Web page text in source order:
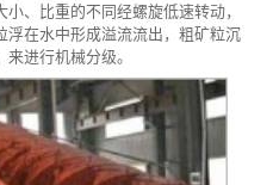
、比重的不同经螺旋低速转动，
浮在水中形成溢流流出，粗矿粒沉
进行机械分级。